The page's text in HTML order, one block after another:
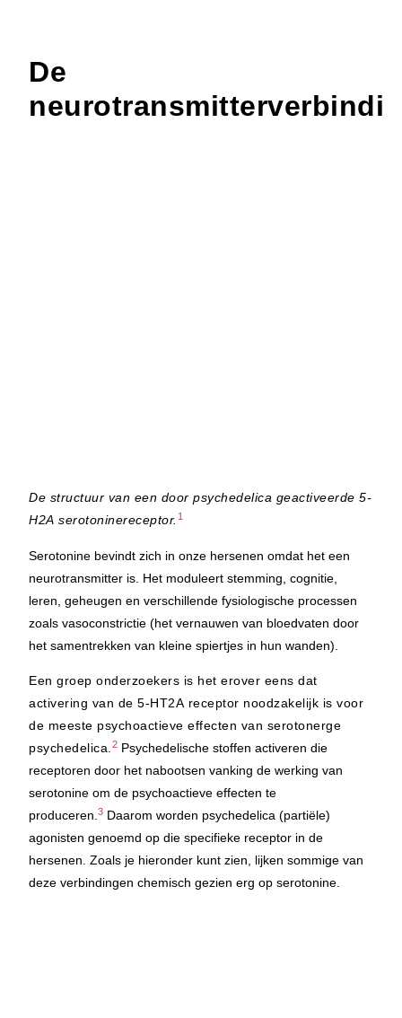
De
De structuur van een door psychedelica geactiveerde 5-
H2A serotoninereceptor. 1
Serotonine bevindt zich in onze hersenen omdat het een
neurotransmitter is. Het moduleert stemming, cognitie,
leren, geheugen en verschillende fysiologische processen
zoals vasoconstrictie (het vernauwen van bloedvaten door
het samentrekken van kleine spiertjes in hun wanden).
Een groep onderzoekers is het erover eens dat
activering van de 5-HT2A receptor noodzakelijk is voor
de meeste psychoactieve effecten van serotonerge
psychedelica. 2 Psychedelische stoffen activeren die
receptoren door het nabootsen vanking de werking van
serotonine om de psychoactieve effecten te
produceren.3 Daarom worden psychedelica (partiële)
agonisten genoemd op die specifieke receptor in de
hersenen. Zoals je hieronder kunt zien, lijken sommige van
deze verbindingen chemisch gezien erg op serotonine.